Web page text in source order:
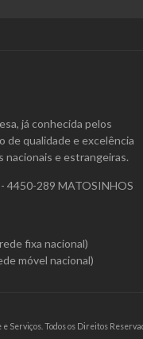
já conhecida pelos
de qualidade e excelência
nacionais e estrangeiras.
4450-289 MATOSINHOS
fixa nacional)
móvel nacional)
Serviços. Todos os Direitos